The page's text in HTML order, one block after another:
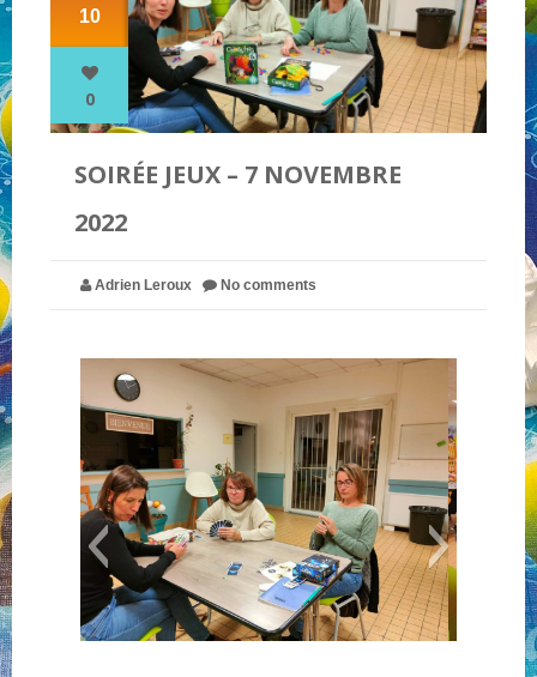
NOS PARTENAIRES
NOUS CONTACTER !
10
0
SOIRÉE JEUX – 7 NOVEMBRE
2022
Adrien Leroux No comments